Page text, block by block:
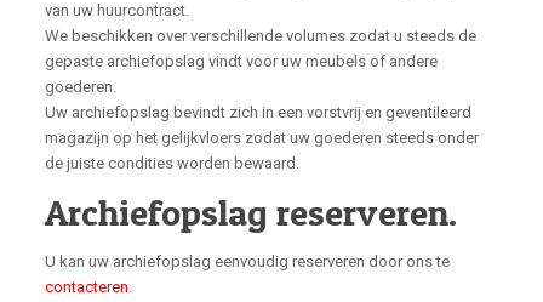
van uw huurcontract.
We beschikken over verschillende volumes zodat u steeds de
gepaste archiefopslag vindt voor uw meubels of andere
goederen.
Uw archiefopslag bevindt zich in een vorstvrij en geventileerd
magazijn op het gelijkvloers zodat uw goederen steeds onder
de juiste condities worden bewaard.
Archiefopslag reserveren.
U kan uw archiefopslag eenvoudig reserveren door ons te
contacteren.